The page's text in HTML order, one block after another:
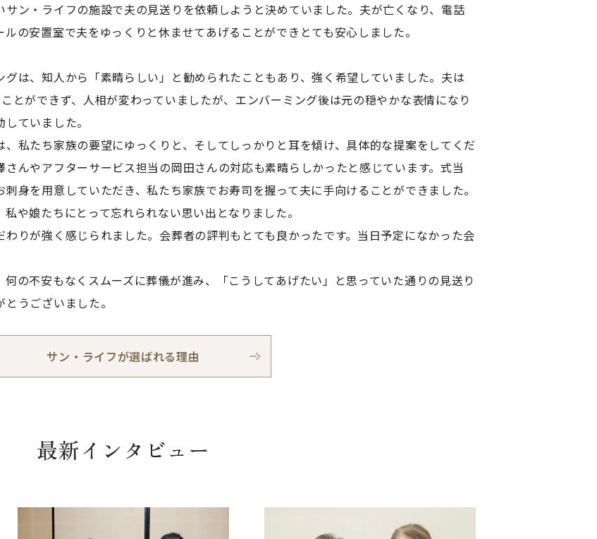
ン・ライフの施設で夫の見送りを依頼しようと決めていました。夫が亡くなり、電話
の安置室で夫をゆっくりと休ませてあげることができとても安心しました。
は、知人から「素晴らしい」と勧められたこともあり、強く希望していました。夫は
とができず、人相が変わっていましたが、エンバーミング後は元の穏やかな表情になり
ていました。
私たち家族の要望にゆっくりと、そしてしっかりと耳を傾け、具体的な提案をしてくだ
んやアフターサービス担当の岡田さんの対応も素晴らしかったと感じています。式当
身を用意していただき、私たち家族でお寿司を握って夫に手向けることができました。
や娘たちにとって忘れられない思い出となりました。
りが強く感じられました。会葬者の評判もとても良かったです。当日予定になかった会
の不安もなくスムーズに葬儀が進み、「こうしてあげたい」と思っていた通りの見送り
うございました。
サン・ライフが選ばれる理由
最新インタビュー